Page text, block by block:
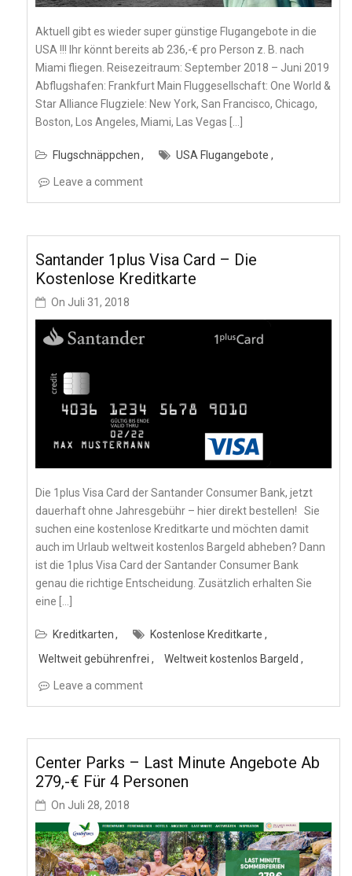
Aktuell gibt es wieder super günstige Flugangebote in die
USA !!! Ihr könnt bereits ab 236,-€ pro Person z. B. nach
Miami fliegen. Reisezeitraum: September 2018 – Juni 2019
Abflugshafen: Frankfurt Main Fluggesellschaft: One World &
Star Alliance Flugziele: New York, San Francisco, Chicago,
Boston, Los Angeles, Miami, Las Vegas […]
Flugschnäppchen USA Flugangebote
Leave a comment
Santander 1plus Visa Card – Die
Kostenlose Kreditkarte
On Juli 31, 2018
Die 1plus Visa Card der Santander Consumer Bank, jetzt
dauerhaft ohne Jahresgebühr – hier direkt bestellen! Sie
suchen eine kostenlose Kreditkarte und möchten damit
auch im Urlaub weltweit kostenlos Bargeld abheben? Dann
ist die 1plus Visa Card der Santander Consumer Bank
genau die richtige Entscheidung. Zusätzlich erhalten Sie
eine […]
Kreditkarten
Kostenlose Kreditkarte
Weltweit gebührenfrei
Weltweit kostenlos Bargeld
Leave a comment
Center Parks – Last Minute Angebote Ab
279,-€ Für 4 Personen
On Juli 28, 2018